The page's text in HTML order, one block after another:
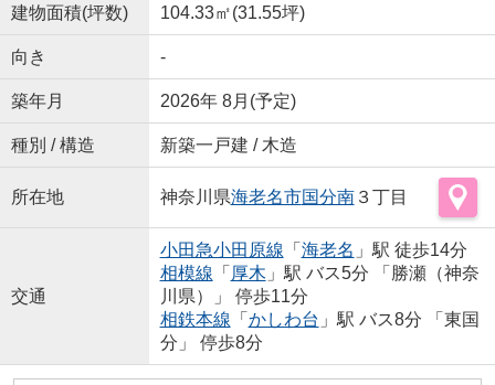
建物面積(坪数) 104.33㎡(31.55坪)
向き -
築年月 2026年 8月(予定)
種別 / 構造 新築一戸建 / 木造
所在地 神奈川県海老名市国分南３丁目
交通
小田急小田原線 「 海老名 」駅 徒歩14分
相模線 「 厚木 」駅 バス5分 「勝瀬（神奈
川県）」 停歩11分
相鉄本線 「 かしわ台 」駅 バス8分 「東国
分」 停歩8分